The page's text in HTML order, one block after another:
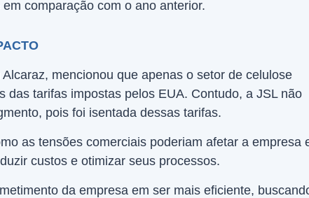
comparação com o ano anterior.
mencionou que apenas o setor de celulose
das tarifas impostas pelos EUA. Contudo, a JSL não
pois foi isentada dessas tarifas.
as tensões comerciais poderiam afetar a empresa
custos e otimizar seus processos.
da empresa em ser mais eficiente,